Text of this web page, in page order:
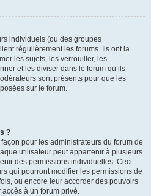
individuels (ou des groupes
régulièrement les forums. Ils ont la
les sujets, les verrouiller, les
et les diviser dans le forum qu’ils
sont présents pour que les
sur le forum.
?
pour les administrateurs du forum de
utilisateur peut appartenir à plusieurs
des permissions individuelles. Ceci
qui pourront modifier les permissions de
ou encore leur accorder des pouvoirs
à un forum privé.